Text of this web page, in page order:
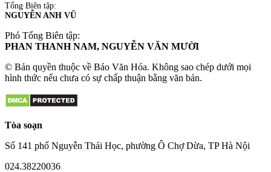
Tổng Biên tập:
NGUYỄN ANH VŨ
Phó Tổng Biên tập:
PHAN THANH NAM, NGUYỄN VĂN MƯỜI
© Bản quyền thuộc về Báo Văn Hóa. Không sao chép dưới mọi
hình thức nếu chưa có sự chấp thuận bằng văn bản.
Tòa soạn
Số 141 phố Nguyễn Thái Học, phường Ô Chợ Dừa, TP Hà Nội
024.38220036